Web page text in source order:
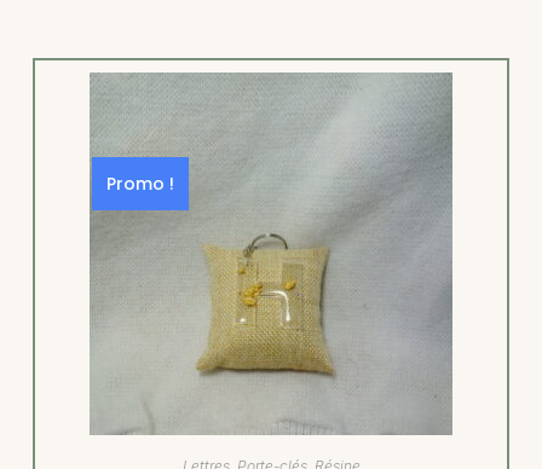
Promo !